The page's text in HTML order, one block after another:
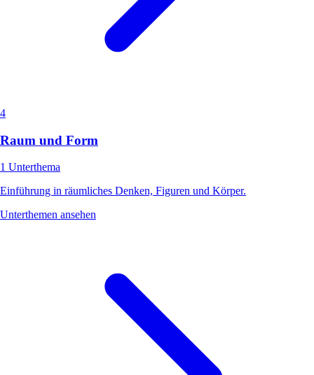
4
Raum und Form
1 Unterthema
Einführung in räumliches Denken, Figuren und Körper.
Unterthemen ansehen